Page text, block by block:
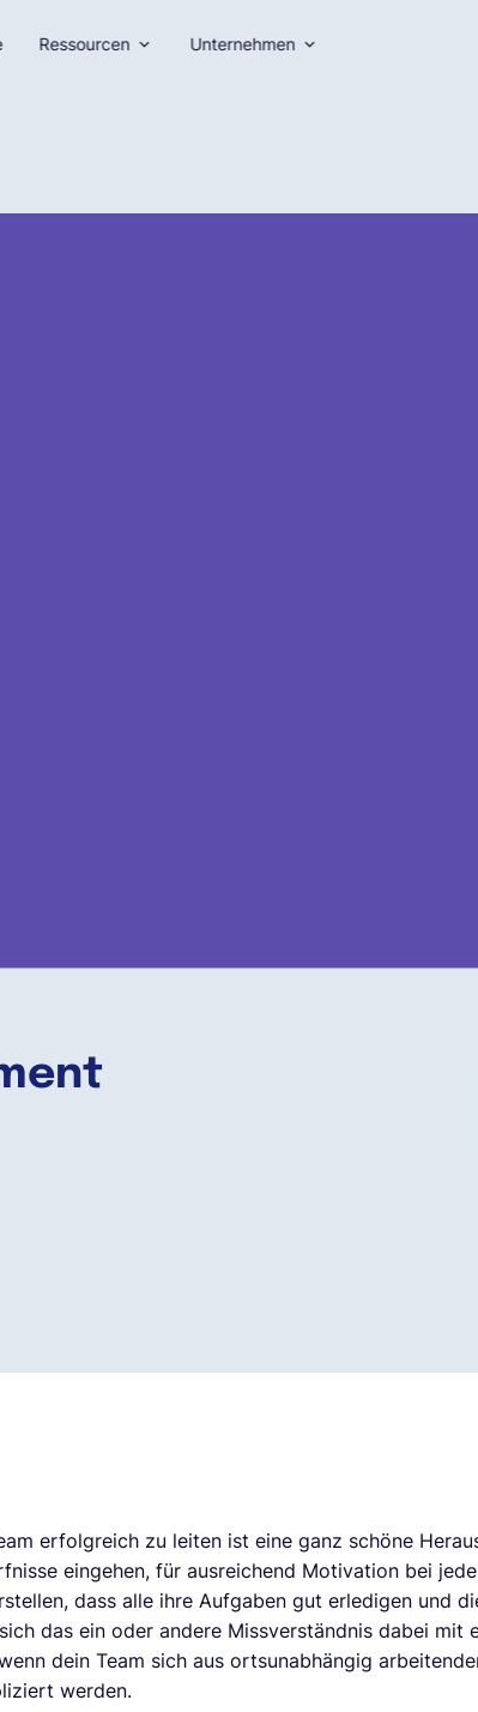
Ressourcen Unternehmen
erfolgreich zu leiten ist eine ganz schöne
eingehen, für ausreichend Motivation bei
dass alle ihre Aufgaben gut erledigen und
das ein oder andere Missverständnis dabei mit
dein Team sich aus ortsunabhängig
werden.